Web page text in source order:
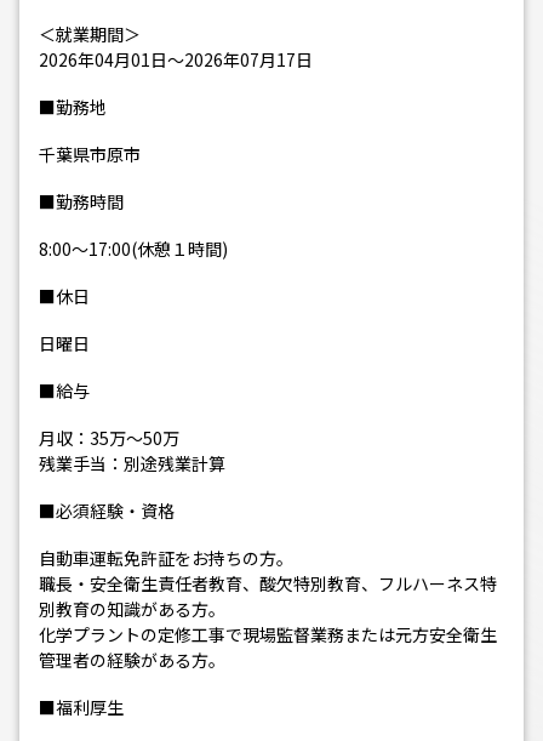
＜就業期間＞
2026年04月01日～2026年07月17日
■勤務地
千葉県市原市
■勤務時間
8:00～17:00(休憩１時間)
■休日
日曜日
■給与
月収：35万～50万
残業手当：別途残業計算
■必須経験・資格
自動車運転免許証をお持ちの方。
職長・安全衛生責任者教育、酸欠特別教育、フルハーネス特
別教育の知識がある方。
化学プラントの定修工事で現場監督業務または元方安全衛生
管理者の経験がある方。
■福利厚生